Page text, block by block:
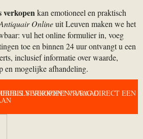
verkopenkan emotioneel en praktisch
Onlineuit Leuven maken we het
vul het online formulier in, voeg
toe en binnen 24 uur ontvangt u een
inclusief informatie over waarde,
en mogelijke afhandeling.
VERKOPEN? VRAAG
VERKOPEN? VRAAG DIRECT EEN